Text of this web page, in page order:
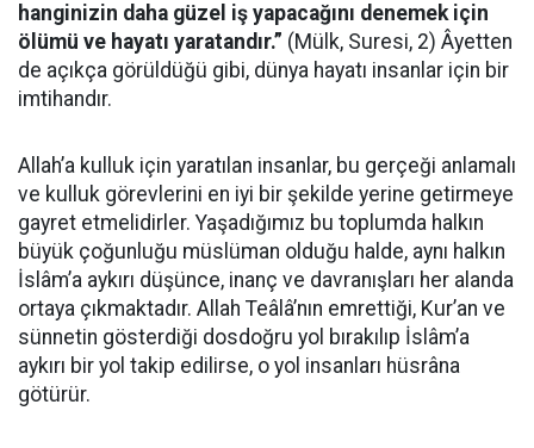
hanginizin daha güzel iş yapacağını denemek için
ölümü ve hayatı yaratandır.” (Mülk, Suresi, 2) Âyetten
de açıkça görüldüğü gibi, dünya hayatı insanlar için bir
imtihandır.
Allah’a kulluk için yaratılan insanlar, bu gerçeği anlamalı
ve kulluk görevlerini en iyi bir şekilde yerine getirmeye
gayret etmelidirler. Yaşadığımız bu toplumda halkın
büyük çoğunluğu müslüman olduğu halde, aynı halkın
İslâm’a aykırı düşünce, inanç ve davranışları her alanda
ortaya çıkmaktadır. Allah Teâlâ’nın emrettiği, Kur’an ve
sünnetin gösterdiği dosdoğru yol bırakılıp İslâm’a
aykırı bir yol takip edilirse, o yol insanları hüsrâna
götürür.